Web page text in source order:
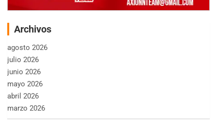
Archivos
agosto 2026
julio 2026
junio 2026
mayo 2026
abril 2026
marzo 2026